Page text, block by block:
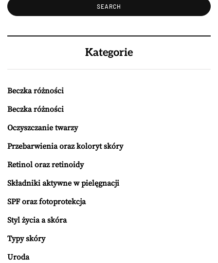
Kategorie
Beczka różności
Beczka różności
Oczyszczanie twarzy
Przebarwienia oraz koloryt skóry
Retinol oraz retinoidy
Składniki aktywne w pielęgnacji
SPF oraz fotoprotekcja
Styl życia a skóra
Typy skóry
Uroda